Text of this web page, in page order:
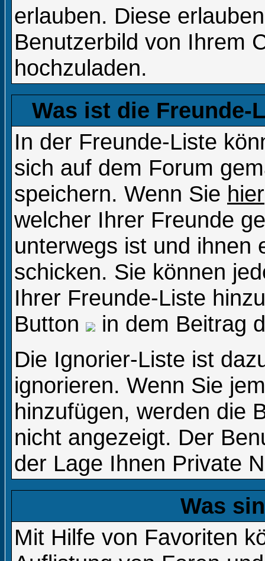
erlauben. Diese
Benutzerbild von Ihrem
hochzuladen.
Was ist die
In der Freunde-Liste
sich auf dem Forum
speichern. Wenn Sie hier
welcher Ihrer Freunde
unterwegs ist und ihnen
schicken. Sie können
Ihrer Freunde-Liste
Button
in dem Beitrag
Die Ignorier-Liste ist
ignorieren. Wenn Sie
hinzufügen, werden die
nicht angezeigt. Der
der Lage Ihnen Private
Was
Mit Hilfe von Favoriten